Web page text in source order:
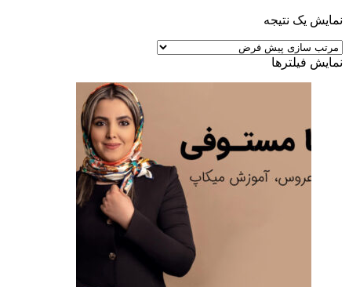
نمایش یک نتیجه
نمایش فیلترها